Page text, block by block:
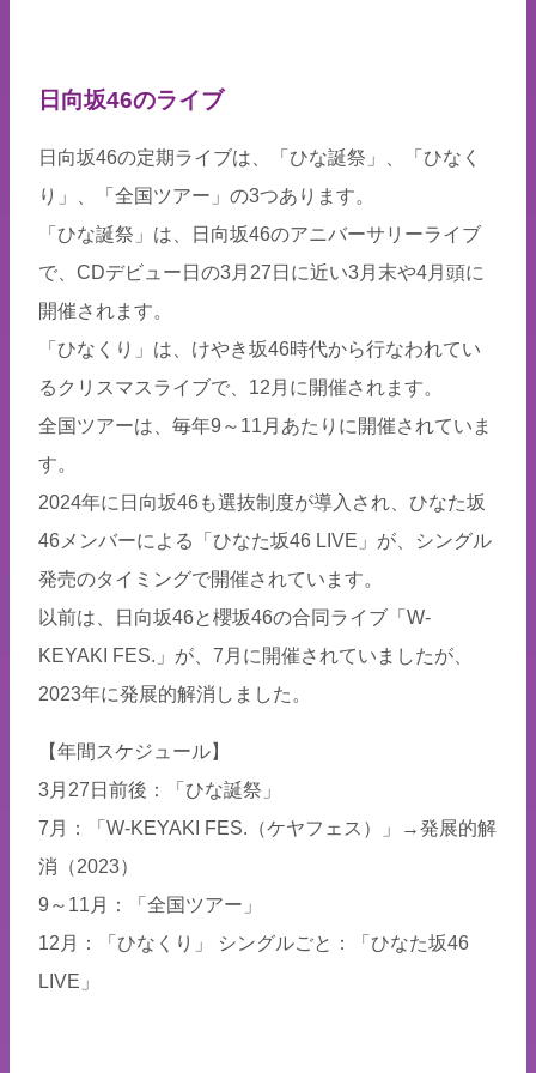
日向坂46のライブ
日向坂46の定期ライブは、「ひな誕祭」、「ひなく
り」、「全国ツアー」の3つあります。
「ひな誕祭」は、日向坂46のアニバーサリーライブ
で、CDデビュー日の3月27日に近い3月末や4月頭に
開催されます。
「ひなくり」は、けやき坂46時代から行なわれてい
るクリスマスライブで、12月に開催されます。
全国ツアーは、毎年9～11月あたりに開催されていま
す。
2024年に日向坂46も選抜制度が導入され、ひなた坂
46メンバーによる「ひなた坂46 LIVE」が、シングル
発売のタイミングで開催されています。
以前は、日向坂46と櫻坂46の合同ライブ「W-
KEYAKI FES.」が、7月に開催されていましたが、
2023年に発展的解消しました。
【年間スケジュール】
3月27日前後：「ひな誕祭」
7月：「W-KEYAKI FES.（ケヤフェス）」→発展的解
消（2023）
9～11月：「全国ツアー」
12月：「ひなくり」 シングルごと：「ひなた坂46
LIVE」